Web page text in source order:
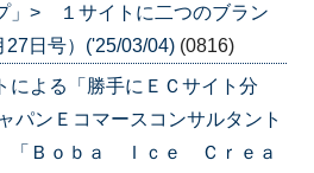
」> １サイトに二つのブラン
27日号）('25/03/04) (0816)
による「勝手にＥＣサイト分
ンＥコマースコンサルタント
Ｂｏｂａ Ｉｃｅ Ｃｒｅａ